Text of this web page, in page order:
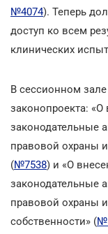
№4074). Теперь
доступ ко всем
клинических
В сессионном
законопроекта:
законодательные
правовой охраны
(№7538) и «О
законодательные
правовой охраны
собственности» (